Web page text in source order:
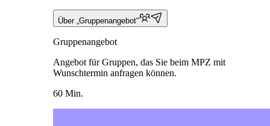
Über „Gruppenangebot“
Gruppenangebot
Angebot für Gruppen, das Sie beim MPZ mit
Wunschtermin anfragen können.
60 Min.